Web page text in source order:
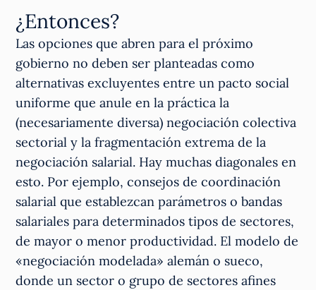
¿Entonces?
Las opciones que abren para el próximo
gobierno no deben ser planteadas como
alternativas excluyentes entre un pacto social
uniforme que anule en la práctica la
(necesariamente diversa) negociación colectiva
sectorial y la fragmentación extrema de la
negociación salarial. Hay muchas diagonales en
esto. Por ejemplo, consejos de coordinación
salarial que establezcan parámetros o bandas
salariales para determinados tipos de sectores,
de mayor o menor productividad. El modelo de
«negociación modelada» alemán o sueco,
donde un sector o grupo de sectores afines